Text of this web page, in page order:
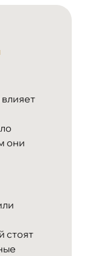
они
стоят